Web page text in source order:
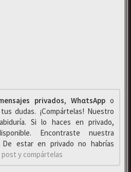
privados, WhαtsAppo
dudas. ¡Compártelas! Nuestro
Si lo haces en privado,
Encontraste nuestra
estar en privado no habrías
post y compártelas